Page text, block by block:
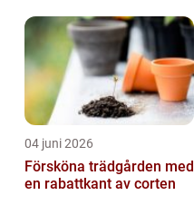
04 juni 2026
Försköna trädgården med
en rabattkant av corten